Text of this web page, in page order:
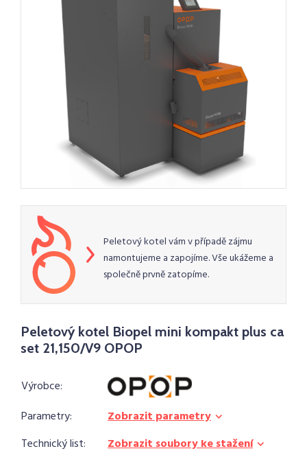
Peletový kotel vám v případě zájmu
namontujeme a zapojíme. Vše ukážeme a
společně prvně zatopíme.
Peletový kotel Biopel mini kompakt plus ca
set 21,150/V9 OPOP
Výrobce:
Parametry:
Zobrazit parametry
Technický list:
Zobrazit soubory ke stažení